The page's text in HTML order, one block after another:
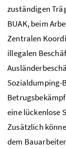
zuständigen
BUAK, beim
Zentralen
illegalen
Sozialdumping-
eine lückenlose
Zusätzlich
dem